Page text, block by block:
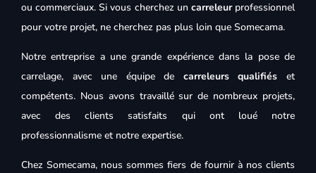
ou commerciaux. Si vous cherchez un carreleurprofessionnel
pour votre projet, ne cherchez pas plus loin que Somecama.
Notre entreprise a une grande expérience dans la pose de
carrelage, avec une équipe de carreleurs qualifiés et
compétents. Nous avons travaillé sur de nombreux projets,
avec des clients satisfaits qui ont loué notre
professionnalisme et notre expertise.
Chez Somecama, nous sommes fiers de fournir à nos clients